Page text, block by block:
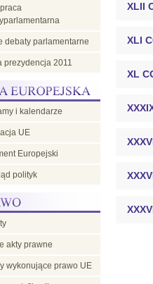
debaty parlamentarne
prezydencja 2011
i kalendarze
UE
Europejski
polityk
akty prawne
wykonujące prawo UE
XLII
XLI
XL